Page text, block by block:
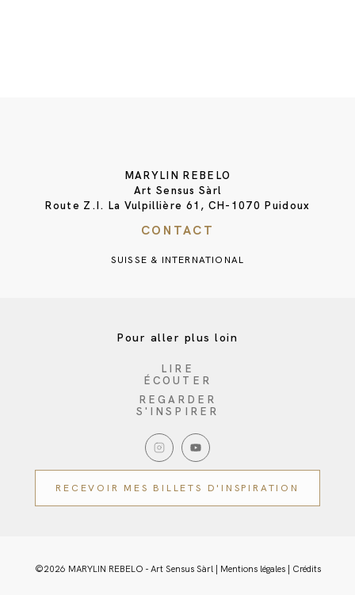
MARYLIN REBELO
Art Sensus Sàrl
Route Z.I. La Vulpillière 61, CH-1070 Puidoux
CONTACT
SUISSE & INTERNATIONAL
Pour aller plus loin
LIRE
ÉCOUTER
REGARDER
S'INSPIRER
RECEVOIR MES BILLETS D'INSPIRATION
©2026 MARYLIN REBELO - Art Sensus Sàrl | Mentions légales| Crédits